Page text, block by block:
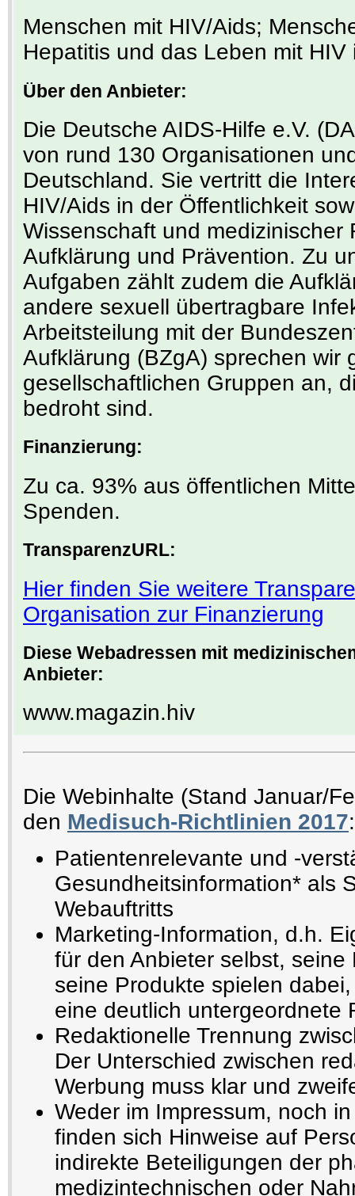
Menschen mit HIV/Aids;
Hepatitis und das Leben mit
Über den Anbieter:
Die Deutsche AIDS-Hilfe e.V.
von rund 130 Organisationen
Deutschland. Sie vertritt die
HIV/Aids in der Öffentlichkeit
Wissenschaft und medizinischer
Aufklärung und Prävention. Zu
Aufgaben zählt zudem die
andere sexuell übertragbare
Arbeitsteilung mit der
Aufklärung (BZgA) sprechen wir
gesellschaftlichen Gruppen an,
bedroht sind.
Finanzierung:
Zu ca. 93% aus öffentlichen
Spenden.
TransparenzURL:
Hier finden Sie weitere
Organisation zur Finanzierung
Diese Webadressen mit
Anbieter:
www.magazin.hiv
Die Webinhalte (Stand Januar/
den Medisuch-Richtlinien 2017:
Patientenrelevante und -
Gesundheitsinformation* als
Webauftritts
Marketing-Information, d.h.
für den Anbieter selbst,
seine Produkte spielen
eine deutlich untergeordnete
Redaktionelle Trennung
Der Unterschied zwischen
Werbung muss klar und
Weder im Impressum, noch
finden sich Hinweise auf
indirekte Beteiligungen der
medizintechnischen oder